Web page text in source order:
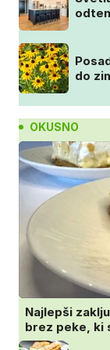
do
OKUSNO
Najlepši
brez peke, ki